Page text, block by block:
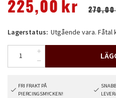
225,00 kr
Lagerstatus: Utgående vara. Fåtal
FRI FRAKT PÅ
PIERCINGSMYCKEN!